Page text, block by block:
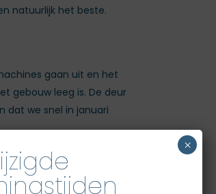
natuurlijk het beste.
gaan uit en het
gebouw leeg is. De deur
dat we snel in januari
×